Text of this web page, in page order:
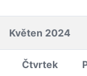
Květen 2024
Čtvrtek